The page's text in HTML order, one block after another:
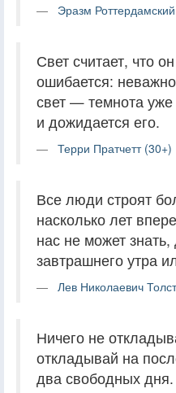
Эразм
Свет считает, что
ошибается:
свет — темнота
и дожидается его.
Терри Пратчетт (30+)
Все люди строят
насколько лет
нас не может
завтрашнего утра
Лев Николаевич
Ничего не
откладывай на
два свободных дня.